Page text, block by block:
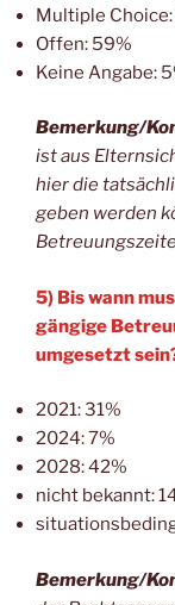
Mul­ti­ple
Offen: 59%
Kei­ne Anga­be:
Bemerkung/
ist aus
hier die
ge­ben wer­den
5) Bis wann
gän­gi­ge
umge­setzt
2021: 31%
2024: 7%
2028: 42%
nicht bekannt:
Bemerkung/